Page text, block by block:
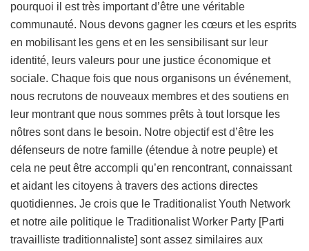
pourquoi il est très important d’être une véritable
communauté. Nous devons gagner les cœurs et les esprits
en mobilisant les gens et en les sensibilisant sur leur
identité, leurs valeurs pour une justice économique et
sociale. Chaque fois que nous organisons un événement,
nous recrutons de nouveaux membres et des soutiens en
leur montrant que nous sommes prêts à tout lorsque les
nôtres sont dans le besoin. Notre objectif est d’être les
défenseurs de notre famille (étendue à notre peuple) et
cela ne peut être accompli qu’en rencontrant, connaissant
et aidant les citoyens à travers des actions directes
quotidiennes. Je crois que le Traditionalist Youth Network
et notre aile politique le Traditionalist Worker Party [Parti
travailliste traditionnaliste] sont assez similaires aux